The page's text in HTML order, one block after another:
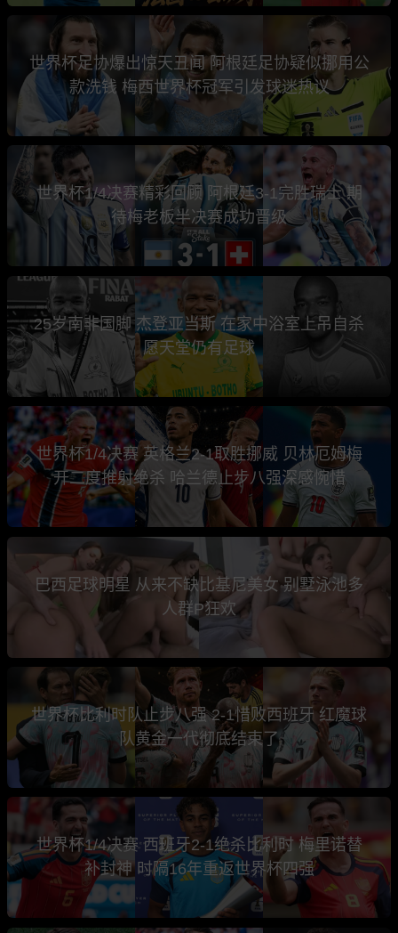
世界杯足协爆出惊天丑闻 阿根廷足协疑似挪用公
款洗钱 梅西世界杯冠军引发球迷热议
世界杯1/4决赛精彩回顾 阿根廷3-1完胜瑞士 期
待梅老板半决赛成功晋级
25岁南非国脚 杰登亚当斯 在家中浴室上吊自杀
愿天堂仍有足球
世界杯1/4决赛 英格兰2-1取胜挪威 贝林厄姆梅
开二度推射绝杀 哈兰德止步八强深感惋惜
巴西足球明星 从来不缺比基尼美女 别墅泳池多
人群P狂欢
世界杯比利时队止步八强 2-1惜败西班牙 红魔球
队黄金一代彻底结束了
世界杯1/4决赛 西班牙2-1绝杀比利时 梅里诺替
补封神 时隔16年重返世界杯四强